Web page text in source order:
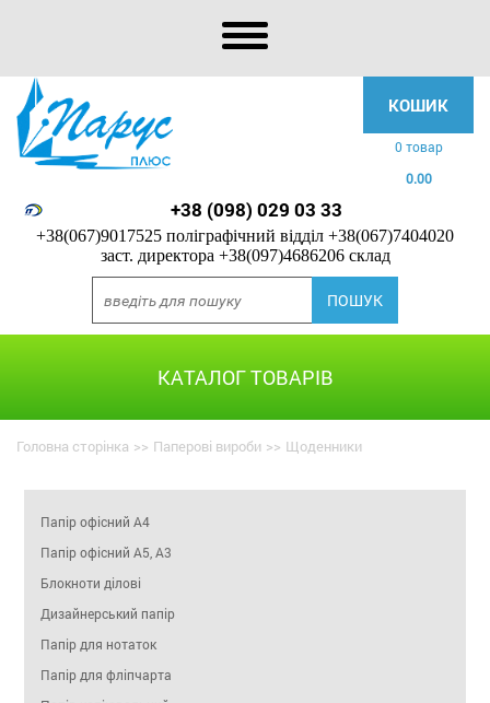
КОШИК
0 товар
0.00
+38 (098) 029 03 33
+38(067)9017525 поліграфічний відділ +38(067)7404020
заст. директора +38(097)4686206 склад
КАТАЛОГ ТОВАРІВ
Головна сторінка >> Паперові вироби >> Щоденники
Папір офісний А4
Папір офісний А5, А3
Блокноти ділові
Дизайнерський папір
Папір для нотаток
Папір для фліпчарта